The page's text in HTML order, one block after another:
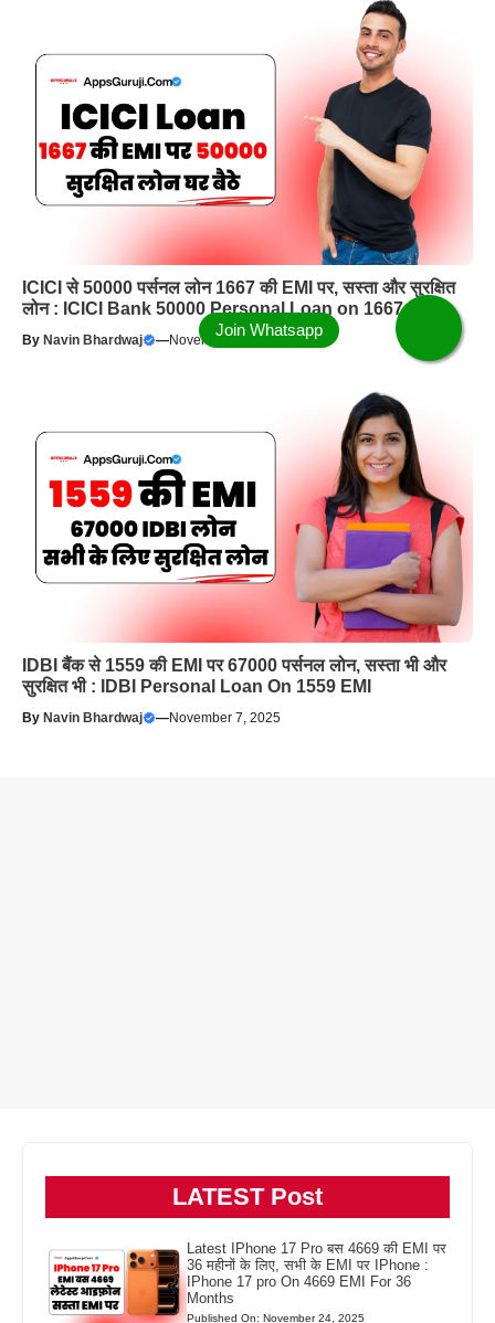
ICICI से 50000 पर्सनल लोन 1667 की EMI पर, सस्ता और सुरक्षित
लोन : ICICI Bank 50000 Personal Loan on 1667 EMI
By Navin Bhardwaj —November 8, 2025
IDBI बैंक से 1559 की EMI पर 67000 पर्सनल लोन, सस्ता भी और
सुरक्षित भी : IDBI Personal Loan On 1559 EMI
By Navin Bhardwaj —November 7, 2025
LATEST Post
Latest IPhone 17 Pro बस 4669 की EMI पर
36 महीनों के लिए, सभी के EMI पर IPhone :
IPhone 17 pro On 4669 EMI For 36
Months
Published On: November 24, 2025